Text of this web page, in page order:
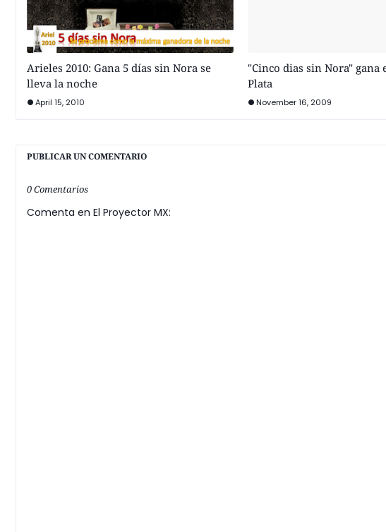
Arieles 2010: Gana 5 días sin Nora se
lleva la noche
April 15, 2010
"Cinco dias sin Nora" gana
Plata
November 16, 2009
PUBLICAR UN COMENTARIO
0 Comentarios
Comenta en El Proyector MX: